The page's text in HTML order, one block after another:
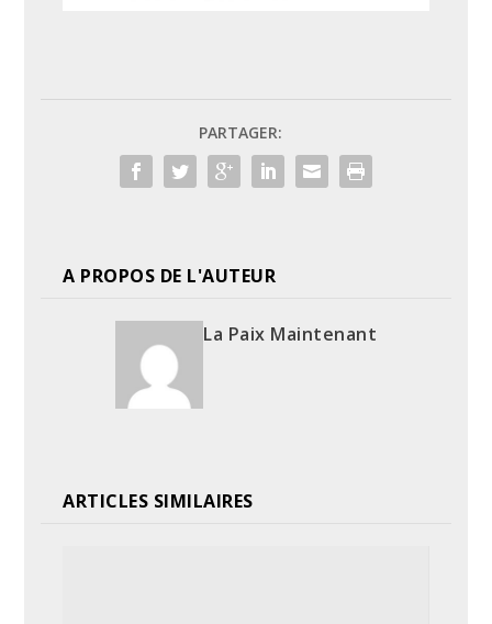
PARTAGER:
A PROPOS DE L'AUTEUR
La Paix Maintenant
ARTICLES SIMILAIRES